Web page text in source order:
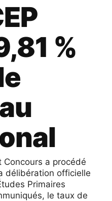
%
Concours a procédé
délibération officielle
Primaires
le taux de